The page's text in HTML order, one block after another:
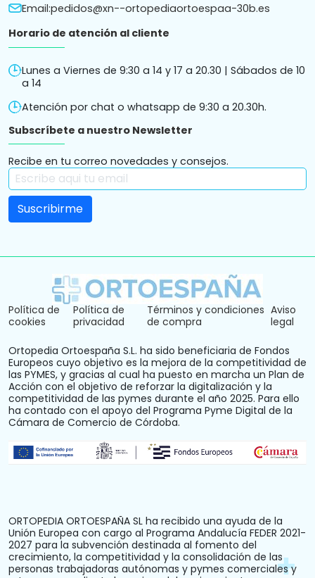
Email:pedidos@xn--ortopediaortoespaa-30b.es
Horario de atención al cliente
Lunes a Viernes de 9:30 a 14 y 17 a 20.30 | Sábados de 10
a 14
Atención por chat o whatsapp de 9:30 a 20.30h.
Subscríbete a nuestro Newsletter
Recibe en tu correo novedades y consejos.
Política de
cookies
Política de
privacidad
Términos y condiciones
de compra
Aviso
legal
Ortopedia Ortoespaña S.L. ha sido beneficiaria de Fondos
Europeos cuyo objetivo es la mejora de la competitividad de
las PYMES, y gracias al cual ha puesto en marcha un Plan de
Acción con el objetivo de reforzar la digitalización y la
competitividad de las pymes durante el año 2025. Para ello
ha contado con el apoyo del Programa Pyme Digital de la
Cámara de Comercio de Córdoba.
ORTOPEDIA ORTOESPAÑA SL ha recibido una ayuda de la
Unión Europea con cargo al Programa Andalucía FEDER 2021-
2027 para la subvención destinada al fomento del
crecimiento, la competitividad y la consolidación de las
personas trabajadoras autónomas y pymes comerciales y